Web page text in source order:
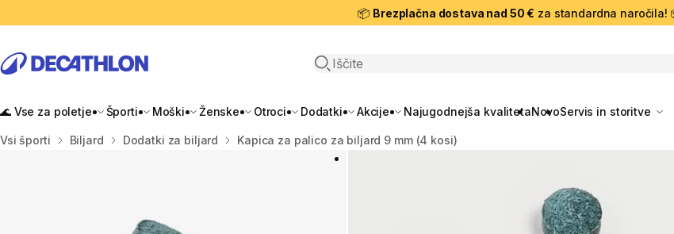
📦 Brezplačna dostava nad 50 € za standardna naročila!
Odpri iskanje
🌊 Vse za poletje Športi Moški Ženske Otroci Dodatki Akcije Najugodnejša kvalitetaNovoServis in storitve
Domov
Vsi športi Biljard Dodatki za biljard Kapica za palico za biljard 9 mm (4 kosi)